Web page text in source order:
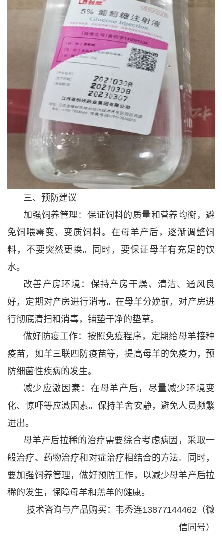
三、预防建议
加强饲养管理：保证饲料的质量和营养均衡，避
免饲喂霉变、变质饲料。在母羊产后，逐渐调整饲
料，不要突然更换。同时，要保证母羊有充足的饮
水。
改善产房环境：保持产房干燥、清洁、通风良
好，定期对产房进行消毒。在母羊分娩前，对产房进
行彻底清扫和消毒，铺垫干净的垫草。
做好防疫工作：按照免疫程序，定期给母羊接种
疫苗，如羊三联四防疫苗等，提高母羊的免疫力，预
防细菌性疾病的发生。
减少应激因素：在母羊产后，尽量减少环境变
化、惊吓等应激因素。保持羊舍安静，避免人员频繁
进出。
母羊产后拉稀的治疗需要综合考虑病因，采取一
般治疗、药物治疗和对症治疗相结合的方法。同时，
要加强饲养管理，做好预防工作，以减少母羊产后拉
稀的发生，保障母羊和羔羊的健康。
技术咨询与产品购买：韦秀连13877144462（微
信同号）